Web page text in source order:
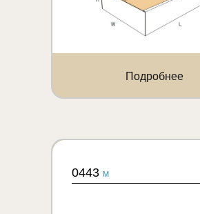
Подробнее
0443 M